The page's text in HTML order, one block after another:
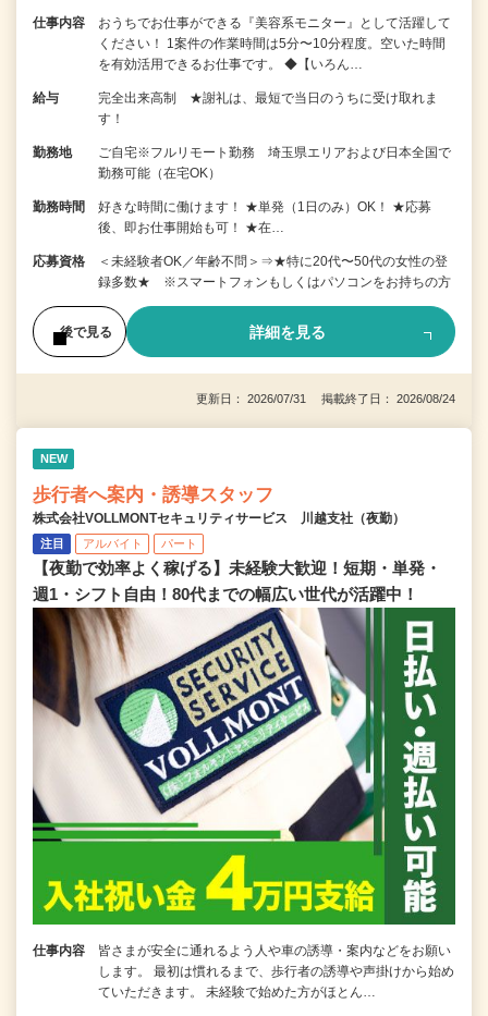
仕事内容
おうちでお仕事ができる『美容系モニター』として活躍して
ください！ 1案件の作業時間は5分〜10分程度。空いた時間
を有効活用できるお仕事です。 ◆【いろん…
給与
完全出来高制 ★謝礼は、最短で当日のうちに受け取れま
す！
勤務地
ご自宅※フルリモート勤務 埼玉県エリアおよび日本全国で
勤務可能（在宅OK）
勤務時間
好きな時間に働けます！ ★単発（1日のみ）OK！ ★応募
後、即お仕事開始も可！ ★在…
応募資格
＜未経験者OK／年齢不問＞⇒★特に20代〜50代の女性の登
録多数★ ※スマートフォンもしくはパソコンをお持ちの方
後で見る 詳細を見る
更新日： 2026/07/31 掲載終了日： 2026/08/24
NEW
歩行者へ案内・誘導スタッフ
株式会社VOLLMONTセキュリティサービス 川越支社（夜勤）
注目 アルバイト パート
【夜勤で効率よく稼げる】未経験大歓迎！短期・単発・
週1・シフト自由！80代までの幅広い世代が活躍中！
仕事内容
皆さまが安全に通れるよう人や車の誘導・案内などをお願い
します。 最初は慣れるまで、歩行者の誘導や声掛けから始め
ていただきます。 未経験で始めた方がほとん…